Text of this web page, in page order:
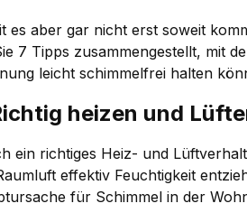
es aber gar nicht erst soweit
7 Tipps zusammengestellt, mit
leicht schimmelfrei halten
heizen und
ein richtiges Heiz- und
effektiv Feuchtigkeit
für Schimmel in der